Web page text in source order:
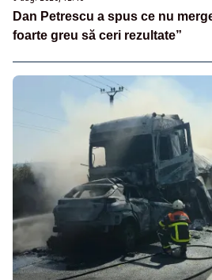
Dan Petrescu a spus ce nu
foarte greu să ceri rezultate”